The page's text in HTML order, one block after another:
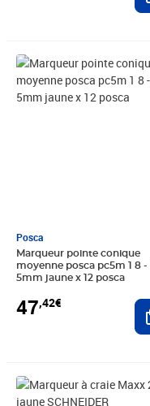
Posca
Marqueur pointe conique
moyenne posca pc5m 1 8 -
5mm jaune x 12 posca
47,42€
Prix 47,42€
Prix 9,02€